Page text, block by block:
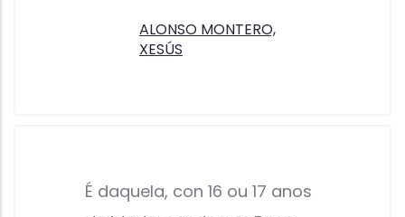
ALONSO MONTERO,
XESÚS
É daquela, con 16 ou 17 anos